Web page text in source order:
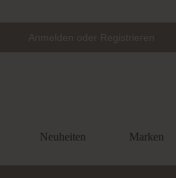
Anmelden oder Registrieren
Neuheiten Marken